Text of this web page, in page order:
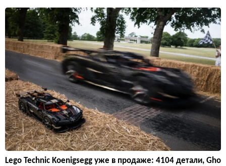
Lego Technic Koenigsegg уже в продаже: 4104 детали, Gho